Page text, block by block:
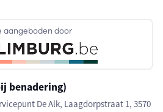
aangeboden door
benadering)
De Alk, Laagdorpstraat 1, 3570